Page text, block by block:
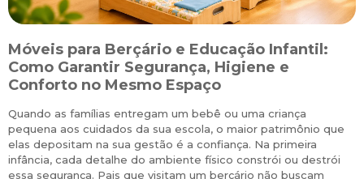
Móveis para Berçário e Educação Infantil:
Como Garantir Segurança, Higiene e
Conforto no Mesmo Espaço
Quando as famílias entregam um bebê ou uma criança
pequena aos cuidados da sua escola, o maior patrimônio que
elas depositam na sua gestão é a confiança. Na primeira
infância, cada detalhe do ambiente físico constrói ou destrói
essa segurança. Pais que visitam um berçário não buscam